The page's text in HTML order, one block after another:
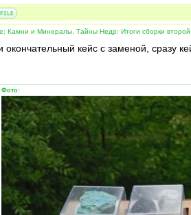
Камни и Минералы. Тайны Недр: Итоги сборки
окончательный кейс с заменой, сразу
Фото: